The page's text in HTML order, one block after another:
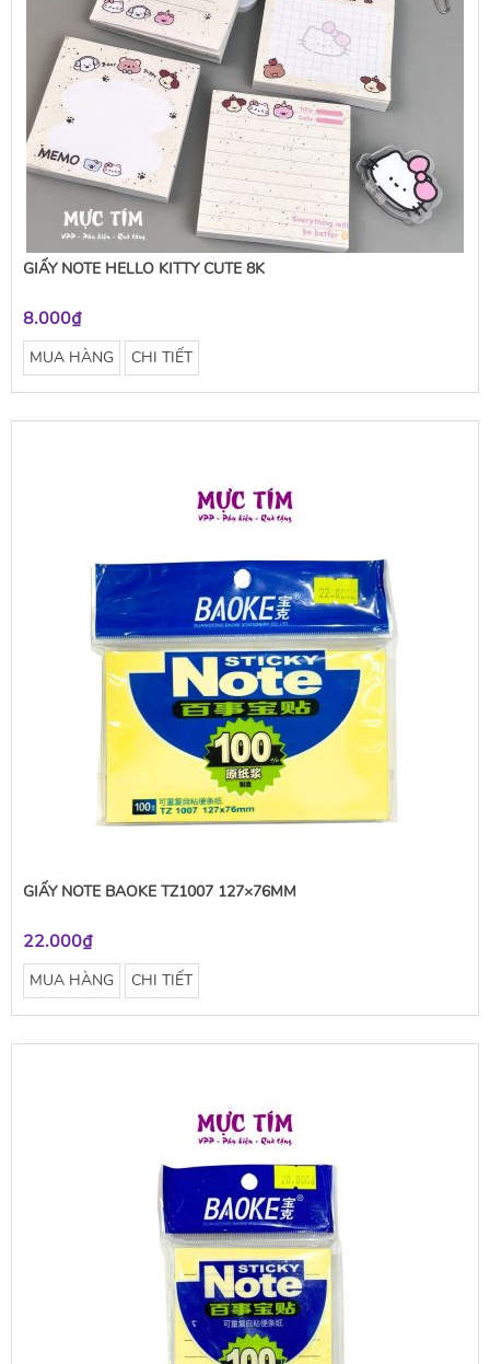
GIẤY NOTE HELLO KITTY CUTE 8K
8.000₫
MUA HÀNG CHI TIẾT
GIẤY NOTE BAOKE TZ1007 127×76MM
22.000₫
MUA HÀNG CHI TIẾT